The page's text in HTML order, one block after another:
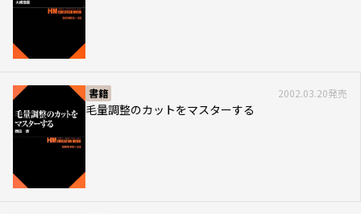
書籍 2002.03.20発売
毛量調整のカットをマスターする